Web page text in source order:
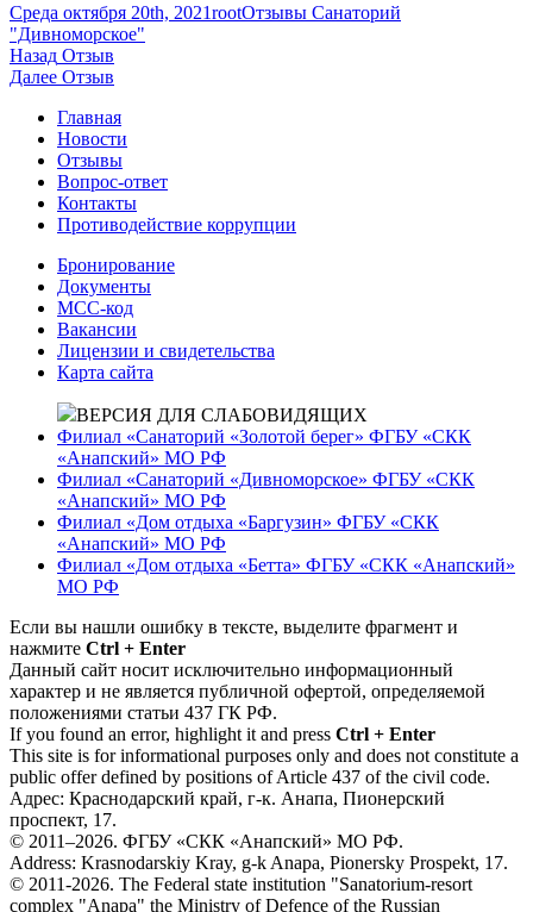
Опубликовано
Среда октября 20th, 2021Автор
rootРубрики
Отзывы Санаторий
"Дивноморское"
Навигация
по
записям
Назад Предыдущая
запись:
Отзыв
Далее Следующая
Отзыв
Главная
Новости
Отзывы
Вопрос-ответ
Контакты
Противодействие коррупции
Бронирование
Документы
МСС-код
Вакансии
Лицензии и свидетельства
Карта сайта
ВЕРСИЯ ДЛЯ СЛАБОВИДЯЩИХ
Филиал «Санаторий «Золотой берег» ФГБУ «СКК
«Анапский» МО РФ
Филиал «Санаторий «Дивноморское» ФГБУ «СКК
«Анапский» МО РФ
Филиал «Дом отдыха «Баргузин» ФГБУ «СКК
«Анапский» МО РФ
Филиал «Дом отдыха «Бетта» ФГБУ «СКК «Анапский»
МО РФ
Если вы нашли ошибку в тексте, выделите фрагмент и
нажмите Ctrl + Enter
Данный сайт носит исключительно информационный
характер и не является публичной офертой, определяемой
положениями статьи 437 ГК РФ.
If you found an error, highlight it and press Ctrl + Enter
This site is for informational purposes only and does not constitute a
public offer defined by positions of Article 437 of the civil code.
Адрес: Краснодарский край, г-к. Анапа, Пионерский
проспект, 17.
© 2011–2026. ФГБУ «СКК «Анапский» МО РФ.
Address: Krasnodarskiy Kray, g-k Anapa, Pionersky Prospekt, 17.
© 2011-2026. The Federal state institution "Sanatorium-resort
complex "Anapa" the Ministry of Defence of the Russian